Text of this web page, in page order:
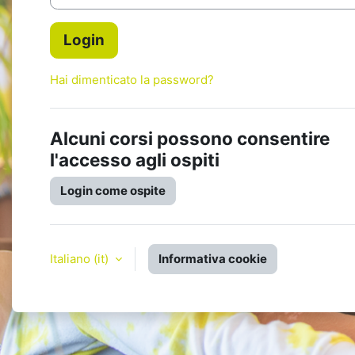
Login
Hai dimenticato la password?
Alcuni corsi possono consentire
l'accesso agli ospiti
Login come ospite
Italiano ‎(it)‎ Informativa cookie